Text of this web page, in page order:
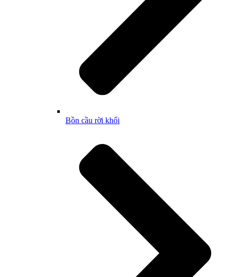
Bồn cầu rời khối